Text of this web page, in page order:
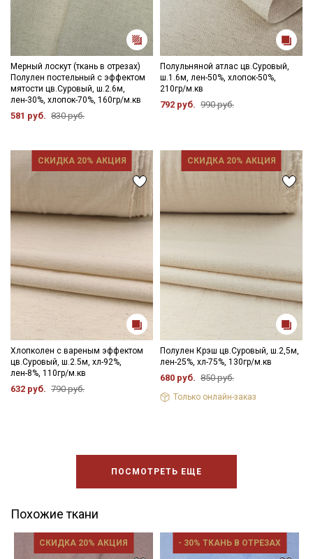
Мерный лоскут (ткань в отрезах)
Полулен постельный с эффектом
мятости цв.Суровый, ш.2.6м,
лен-30%, хлопок-70%, 160гр/м.кв
581 руб. 830 руб.
Полульняной атлас цв.Суровый,
ш.1.6м, лен-50%, хлопок-50%,
210гр/м.кв
792 руб. 990 руб.
СКИДКА 20% АКЦИЯ
Хлопколен с вареным эффектом
цв.Суровый, ш.2.5м, хл-92%,
лен-8%, 110гр/м.кв
632 руб. 790 руб.
СКИДКА 20% АКЦИЯ
Полулен Крэш цв.Суровый, ш.2,5м,
лен-25%, хл-75%, 130гр/м.кв
680 руб. 850 руб.
Только онлайн-заказ
ПОСМОТРЕТЬ ЕЩЕ
Похожие ткани
СКИДКА 20% АКЦИЯ - 30% ТКАНЬ В ОТРЕЗАХ